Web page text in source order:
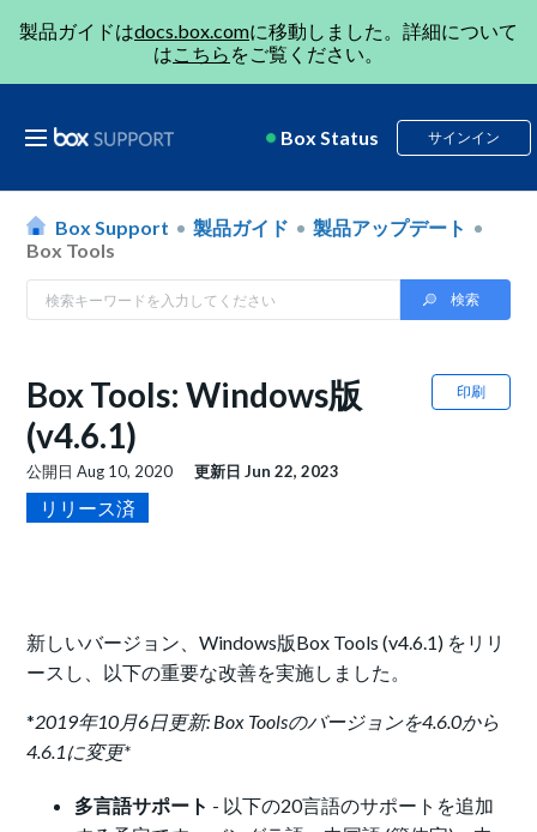
製品ガイドはdocs.box.comに移動しました。詳細について
はこちら をご覧ください。
Box Status サインイン
Box Support 製品ガイド
製品アップデート
Box Tools
印刷
Box Tools: Windows版
(v4.6.1)
公開日Aug 10, 2020 更新日Jun 22, 2023
リリース済
新しいバージョン、Windows版Box Tools (v4.6.1) をリリ
ースし、以下の重要な改善を実施しました。
*2019年10月6日更新: Box Toolsのバージョンを4.6.0から
4.6.1に変更*
多言語サポート - 以下の20言語のサポートを追加